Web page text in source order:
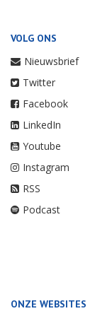
VOLG ONS
Nieuwsbrief
Twitter
Facebook
LinkedIn
Youtube
Instagram
RSS
Podcast
ONZE WEBSITES